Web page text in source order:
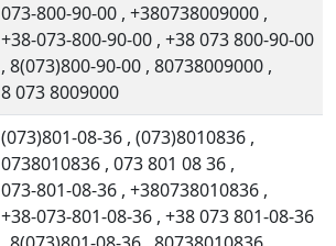
073-800-90-00 , +380738009000 ,
+38-073-800-90-00 , +38 073 800-90-00
, 8(073)800-90-00 , 80738009000 ,
8 073 8009000
(073)801-08-36 , (073)8010836 ,
0738010836 , 073 801 08 36 ,
073-801-08-36 , +380738010836 ,
+38-073-801-08-36 , +38 073 801-08-36